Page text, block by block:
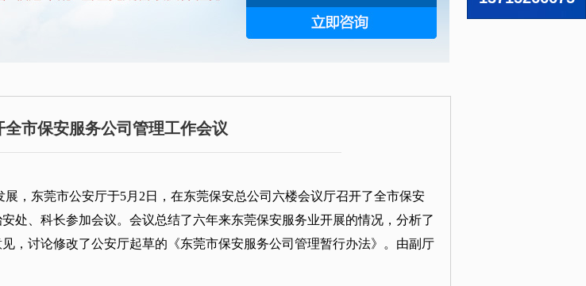
市保安服务公司管理工作会议
，东莞市公安厅于5月2日，在东莞保安总公司六楼会议厅召开了全市保安
处、科长参加会议。会议总结了六年来东莞保安服务业开展的情况，分析了
，讨论修改了公安厅起草的《东莞市保安服务公司管理暂行办法》。由副厅